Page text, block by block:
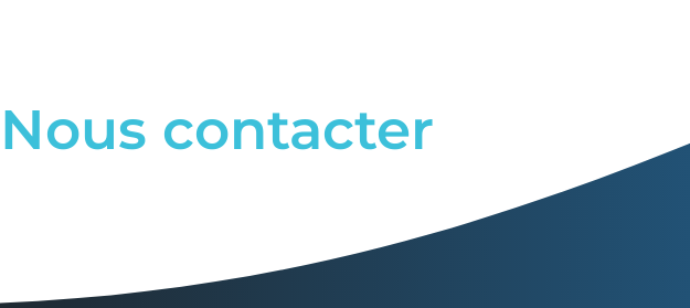
Nous contacter